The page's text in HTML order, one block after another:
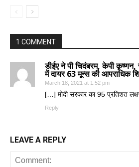
1 COMMENT
डीईए ने पी चिदंबरम, केपी
में दायर 63 मून्स की आपराधिक
March 18, 2021 at 1:52 pm
[…] मोदी सरकार का 95 प्रतिशत
Reply
LEAVE A REPLY